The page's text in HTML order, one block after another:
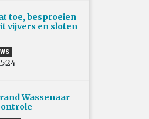
toe, besproeien
vijvers en sloten
Wassenaar